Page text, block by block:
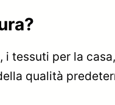
tessuti per la
qualità